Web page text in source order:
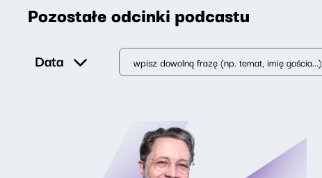
Pozostałe odcinki podcastu
Data